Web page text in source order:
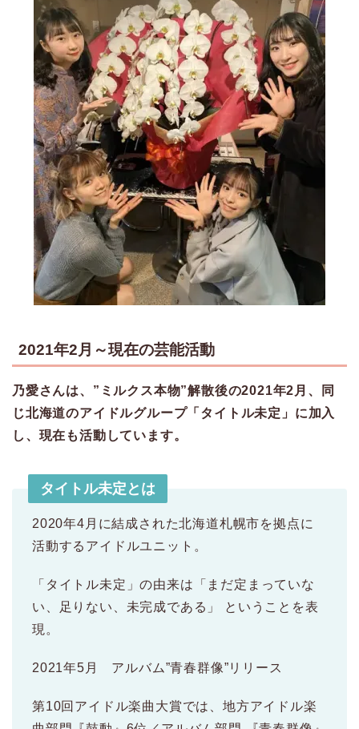
2021年2月～現在の芸能活動
乃愛さんは、”ミルクス本物”解散後の2021年2月、同
じ北海道のアイドルグループ「タイトル未定」に加入
し、現在も活動しています。
タイトル未定とは
2020年4月に結成された北海道札幌市を拠点に
活動するアイドルユニット。
「タイトル未定」の由来は「まだ定まっていな
い、足りない、未完成である」 ということを表
現。
2021年5月 アルバム”青春群像”リリース
第10回アイドル楽曲大賞では、地方アイドル楽